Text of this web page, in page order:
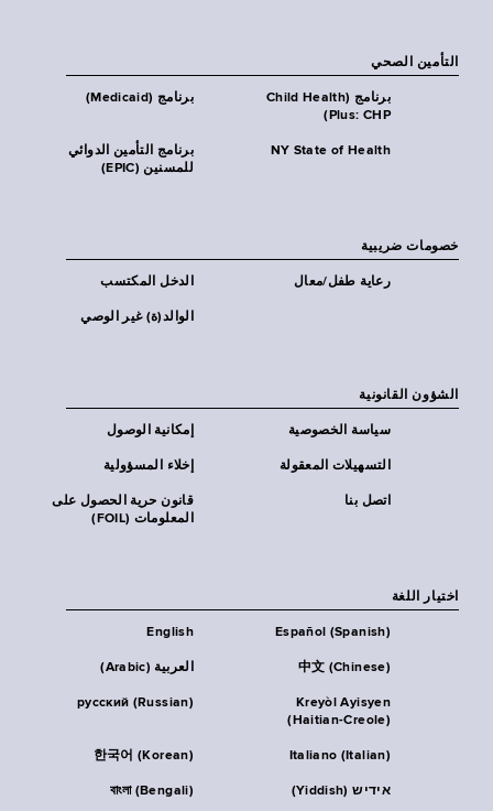
التأمين الصحي
برنامج (Medicaid)
برنامج (Child Health
Plus: CHP)
برنامج التأمين الدوائي
للمسنين (EPIC)
NY State of Health
خصومات ضريبية
الدخل المكتسب رعاية طفل/معال
الوالد(ة) غير الوصي
الشؤون القانونية
إمكانية الوصول سياسة الخصوصية
إخلاء المسؤولية التسهيلات المعقولة
قانون حرية الحصول على
المعلومات (FOIL)
اتصل بنا
اختيار اللغة
English Español (Spanish)
العربية (Arabic) 中文 (Chinese)
русский (Russian)
Kreyòl Ayisyen
(Haitian-Creole)
한국어 (Korean) Italiano (Italian)
বাংলা (Bengali) אידיש (Yiddish)